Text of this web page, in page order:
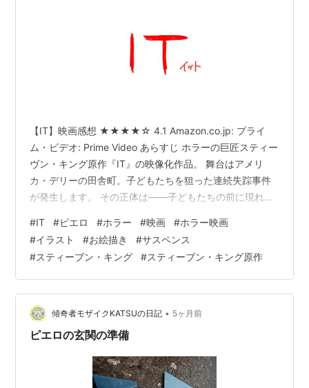
【IT】映画感想 ★★★★☆ 4.1 Amazon.co.jp: プライ
ム・ビデオ: Prime Video あらすじ ホラーの巨匠スティー
ヴン・キング原作『IT』の映像化作品。 舞台はアメリ
カ・デリーの田舎町。子どもたちを狙った連続失踪事件
が発生します。 その正体は――子どもたちの前に現れる
間たちは、30年後、大人になって再び集まり、この“存
在”と対峙することになります。 感想 ■ 旧作のペニーワ
イズが怖すぎる 正直に言うと… 👉 リメイクより旧作の
方が怖いです ペニーワイズ（演：ティム・カリー）の怖
さが異質。 作り物っぽさが逆に不気味 表…
#IT #ピエロ #ホラー #映画 #ホラー映画
#イラスト #お絵描き #サスペンス
#スティーブン・キング #スティーブン・キング原作
傾奇者モザイクKATSUの日記 • 5ヶ月前
ピエロの玄関の準備